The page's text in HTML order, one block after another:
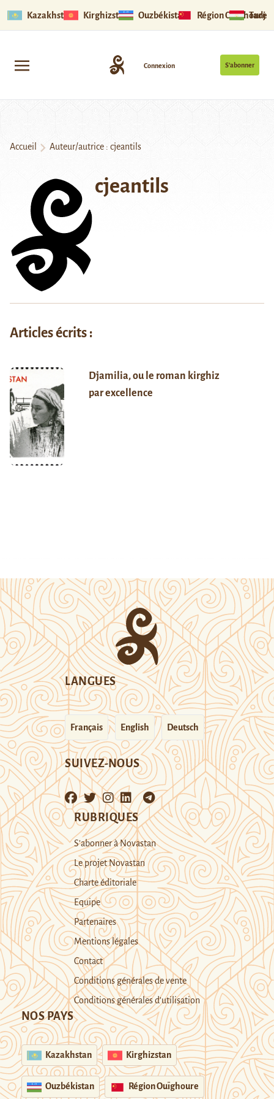
Kazakhstan Kirghizstan Ouzbékistan Région Ouïghoure
S’abonner
Connexion
Accueil Auteur/autrice : cjeantils
cjeantils
Articles écrits :
Djamilia, ou le roman kirghiz
par excellence
LANGUES
Français English Deutsch
SUIVEZ-NOUS
RUBRIQUES
S’abonner à Novastan
Le projet Novastan
Charte éditoriale
Equipe
Partenaires
Mentions légales
Contact
Conditions générales de vente
Conditions générales d’utilisation
NOS PAYS
Kazakhstan Kirghizstan
Ouzbékistan Région Ouïghoure